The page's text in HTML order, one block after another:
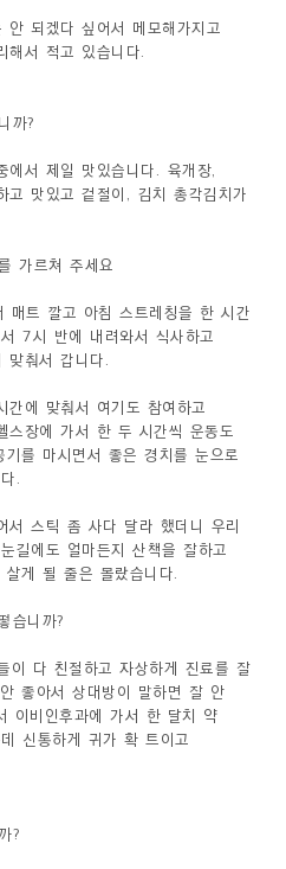
되겠다 싶어서 메모해가지고
해서 적고 있습니다.
까?
서 제일 맛있습니다. 육개장,
고 맛있고 겉절이, 김치 총각김치가
가르쳐 주세요
매트 깔고 아침 스트레칭을 한 시간
7시 반에 내려와서 식사하고
맞춰서 갑니다.
간에 맞춰서 여기도 참여하고
스장에 가서 한 두 시간씩 운동도
를 마시면서 좋은 경치를 눈으로
.
서 스틱 좀 사다 달라 했더니 우리
길에도 얼마든지 산책을 잘하고
게 될 줄은 몰랐습니다.
습니까?
이 다 친절하고 자상하게 진료를 잘
좋아서 상대방이 말하면 잘 안
이비인후과에 가서 한 달치 약
신통하게 귀가 확 트이고
?